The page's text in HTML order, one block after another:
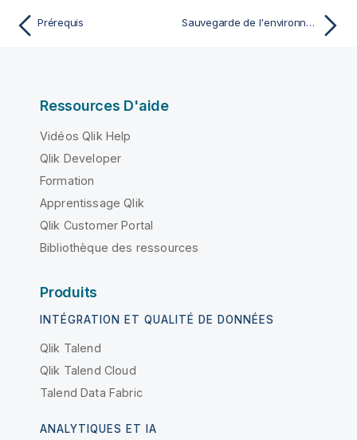
Prérequis Sauvegarde de l'environnement
Ressources D'aide
Vidéos Qlik Help
Qlik Developer
Formation
Apprentissage Qlik
Qlik Customer Portal
Bibliothèque des ressources
Produits
INTÉGRATION ET QUALITÉ DE DONNÉES
Qlik Talend
Qlik Talend Cloud
Talend Data Fabric
ANALYTIQUES ET IA